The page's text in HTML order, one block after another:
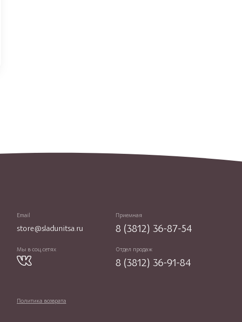
Email
store@sladunitsa.ru
Мы в соц.сетях
Приемная
8 (3812) 36-87-54
Отдел продаж
8 (3812) 36-91-84
Политика возврата